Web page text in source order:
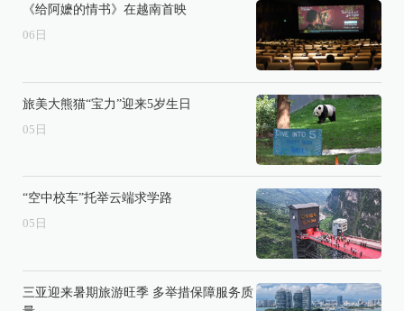
《给阿嬷的情书》在越南首映
06 日
旅美大熊猫“宝力”迎来5岁生日
05 日
“空中校车”托举云端求学路
05 日
三亚迎来暑期旅游旺季 多举措保障服务质